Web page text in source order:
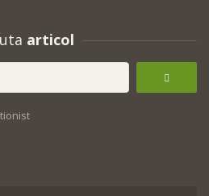
articol